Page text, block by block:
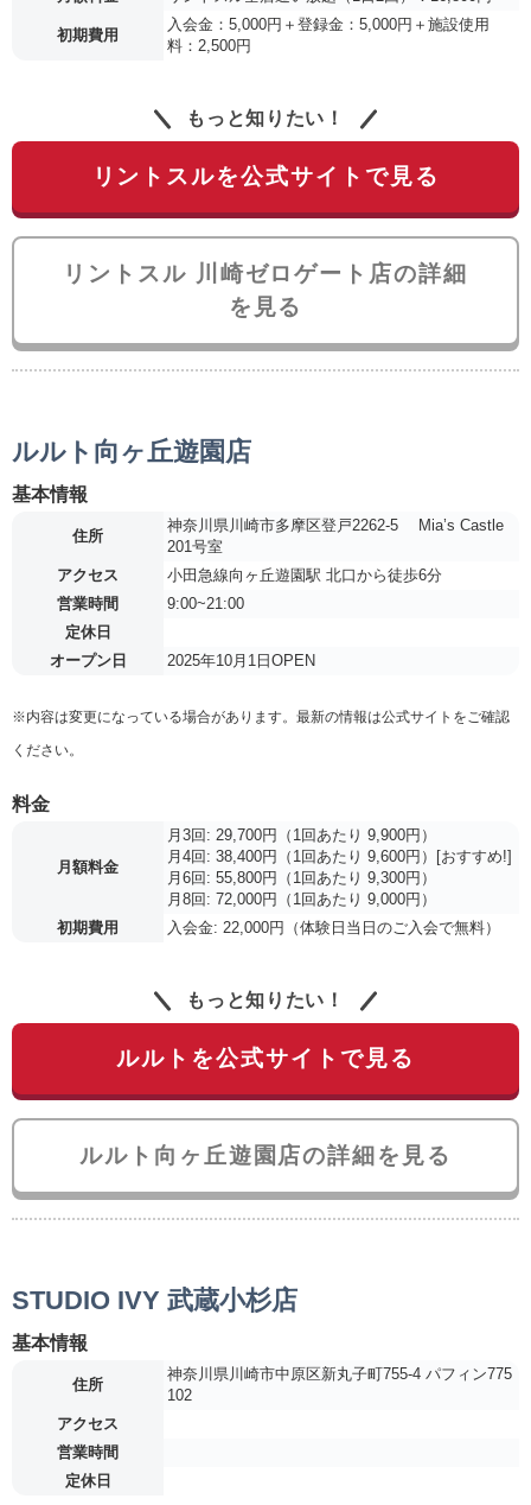
初期費用
入会金：5,000円＋登録金：5,000円＋施設使用
料：2,500円
もっと知りたい！
リントスルを公式サイトで見る
リントスル 川崎ゼロゲート店の詳細
を見る
ルルト向ヶ丘遊園店
基本情報
住所
神奈川県川崎市多摩区登戸2262-5 Mia’s Castle
201号室
アクセス
小田急線向ヶ丘遊園駅 北口から徒歩6分
営業時間
9:00~21:00
定休日
オープン日
2025年10月1日OPEN
※内容は変更になっている場合があります。最新の情報は公式サイトをご確認
ください。
料金
月額料金
月3回: 29,700円（1回あたり 9,900円）
月4回: 38,400円（1回あたり 9,600円）[おすすめ!]
月6回: 55,800円（1回あたり 9,300円）
月8回: 72,000円（1回あたり 9,000円）
初期費用
入会金: 22,000円（体験日当日のご入会で無料）
もっと知りたい！
ルルトを公式サイトで見る
ルルト向ヶ丘遊園店の詳細を見る
STUDIO IVY 武蔵小杉店
基本情報
住所
神奈川県川崎市中原区新丸子町755-4 パフィン775
102
アクセス
営業時間
定休日